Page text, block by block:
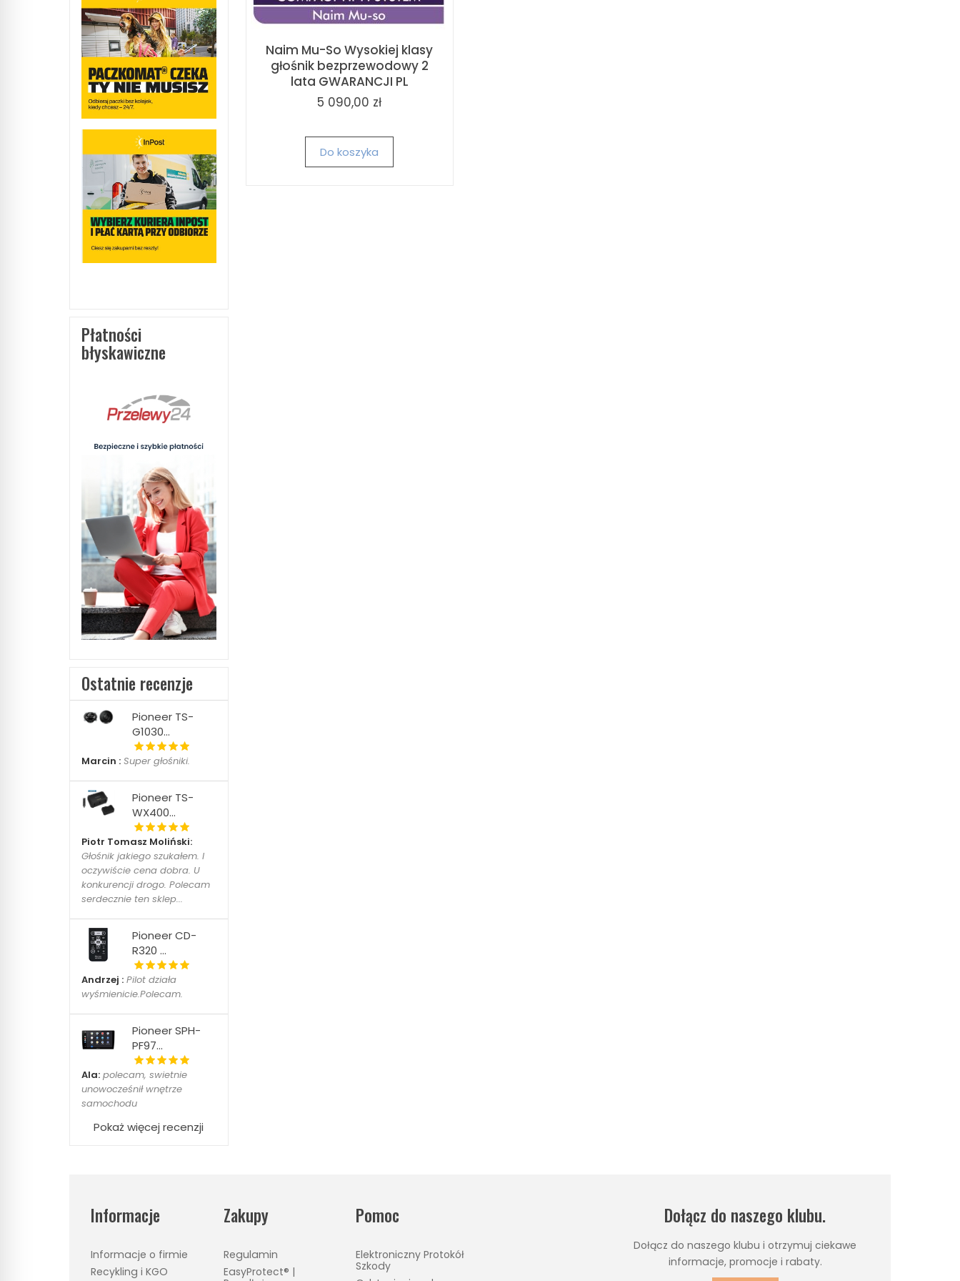
Naim Mu-So Wysokiej klasy
głośnik bezprzewodowy 2
lata GWARANCJI PL
5 090,00 zł
Do koszyka
Płatności
błyskawiczne
Ostatnie recenzje
Pioneer TS-
G1030...
Marcin : Super głośniki.
Pioneer TS-
WX400...
Piotr Tomasz Moliński:
Głośnik jakiego szukałem. I
oczywiście cena dobra. U
konkurencji drogo. Polecam
serdecznie ten sklep...
Pioneer CD-
R320 ...
Andrzej : Pilot działa
wyśmienicie.Polecam.
Pioneer SPH-
PF97...
Ala: polecam, swietnie
unowocześnił wnętrze
samochodu
Pokaż więcej recenzji
Informacje
Informacje o firmie
Recykling i KGO
Zakupy
Regulamin
EasyProtect® |
Pomoc
Elektroniczny Protokół
Szkody
Dołącz do naszego klubu.
Dołącz do naszego klubu i otrzymuj ciekawe
informacje, promocje i rabaty.